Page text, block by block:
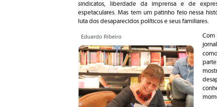
sindicatos, liberdade da imprensa e de
espetaculares. Mas tem um patinho feio nessa
luta dos desaparecidos políticos e seus familiares.
Eduardo Ribeiro